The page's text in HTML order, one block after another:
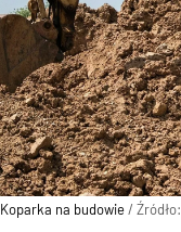
Koparka na budowie/ Źródło: